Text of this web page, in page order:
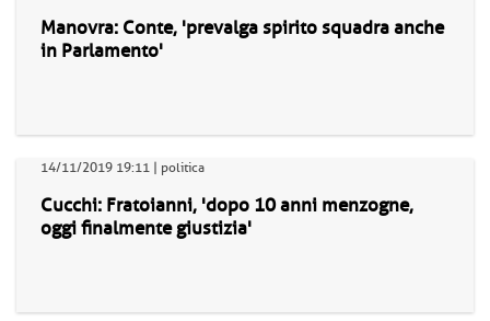
Manovra: Conte, 'prevalga spirito squadra anche
in Parlamento'
14/11/2019 19:11 | politica
Cucchi: Fratoianni, 'dopo 10 anni menzogne,
oggi finalmente giustizia'